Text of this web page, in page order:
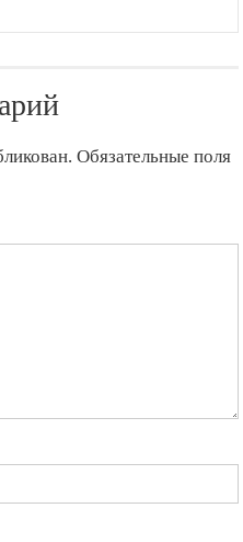
Обязательные поля